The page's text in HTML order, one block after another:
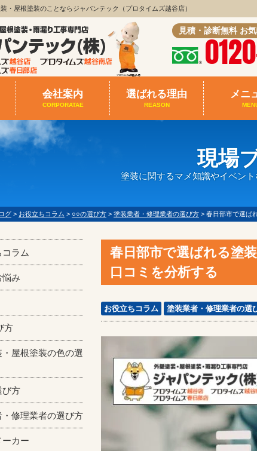
・屋根塗装のことならジャパンテック（プロタイムズ越谷店）
見積・診断無料 お
会社案内
CORPORATAE
選ばれる理由
REASON
メニ
現場
塗装に関するマメ知識やイベン
グ > お役立ちコラム > ○○の選び方 > 塗装業者・修理業者の選び方 > 春日部市で選ば
春日部市で選ばれる塗
口コミを分析する
お役立ちコラム 塗装業者・修理業者の選
ラム
悩み
方
屋根塗装の色の選
び方
・修理業者の選び方
カー